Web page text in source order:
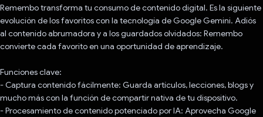
Remembo transforma tu consumo de contenido digital. Es la siguiente
evolución de los favoritos con la tecnología de Google Gemini. Adiós
al contenido abrumadora y a los guardados olvidados: Remembo
convierte cada favorito en una oportunidad de aprendizaje.
Funciones clave:
- Captura contenido fácilmente: Guarda artículos, lecciones, blogs y
mucho más con la función de compartir nativa de tu dispositivo.
- Procesamiento de contenido potenciado por IA: Aprovecha Google